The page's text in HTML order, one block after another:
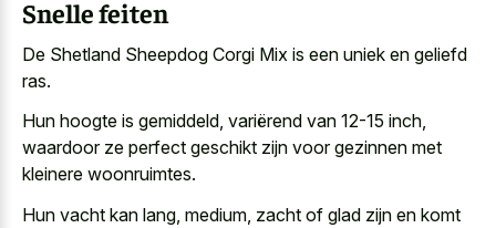
Snelle feiten
De Shetland Sheepdog Corgi Mix is een uniek en geliefd
ras.
Hun hoogte is gemiddeld, variërend van 12-15 inch,
waardoor ze perfect geschikt zijn voor gezinnen met
kleinere woonruimtes.
Hun vacht kan lang, medium, zacht of glad zijn en komt